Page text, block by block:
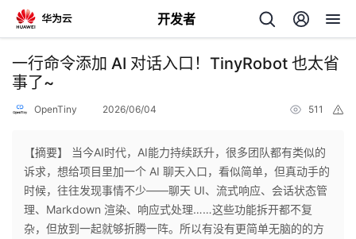
开发者
返
回
个
人
我
一行命令添加 AI 对话入口！TinyRobot 也太省
事了~
OpenTiny 2026/06/04 511
【摘要】 当今AI时代，AI能力持续跃升，很多团队都有类似的
诉求，想给项目里加一个 AI 聊天入口，看似简单，但真动手的
时候，往往发现事情不少——聊天 UI、流式响应、会话状态管
理、Markdown 渲染、响应式处理……这些功能拆开都不复
杂，但放到一起就够折腾一阵。所以有没有更简单无脑的的方